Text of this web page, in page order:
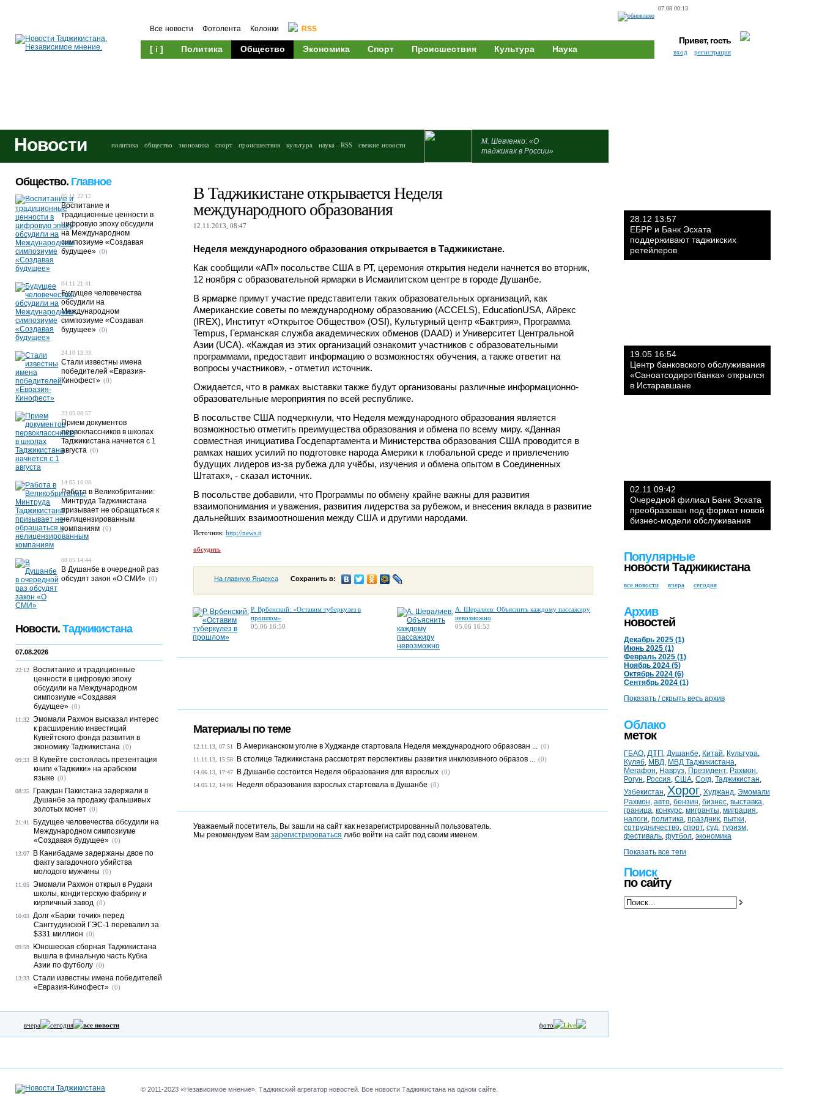
07.08 00:13
Все новости Фотолента Колонки RSS
[ i ] Политика Общество Экономика Спорт Происшествия Культура Наука
Привет, гость
вход регистрация
Новости политика общество экономика спорт происшествия культура наука RSS свежие новости
М. Шевченко: «О
таджиках в России»
В Таджикистане открывается Неделя
международного образования
12.11.2013, 08:47
Неделя международного образования открывается в Таджикистане.
Как сообщили «АП» посольстве США в РТ, церемония открытия недели начнется во вторник,
12 ноября с образовательной ярмарки в Исмаилитском центре в городе Душанбе.
В ярмарке примут участие представители таких образовательных организаций, как
Американские советы по международному образованию (ACCELS), EducationUSA, Айрекс
(IREX), Институт «Открытое Общество» (OSI), Культурный центр «Бактрия», Программа
Tempus, Германская служба академических обменов (DAAD) и Университет Центральной
Азии (UCA). «Каждая из этих организаций ознакомит участников с образовательными
программами, предоставит информацию о возможностях обучения, а также ответит на
вопросы участников», - отметил источник.
Ожидается, что в рамках выставки также будут организованы различные информационно-
образовательные мероприятия по всей республике.
В посольстве США подчеркнули, что Неделя международного образования является
возможностью отметить преимущества образования и обмена по всему миру. «Данная
совместная инициатива Госдепартамента и Министерства образования США проводится в
рамках наших усилий по подготовке народа Америки к глобальной среде и привлечению
будущих лидеров из-за рубежа для учёбы, изучения и обмена опытом в Соединенных
Штатах», - сказал источник.
В посольстве добавили, что Программы по обмену крайне важны для развития
взаимопонимания и уважения, развития лидерства за рубежом, и внесения вклада в развитие
дальнейших взаимоотношения между США и другими народами.
Источник: http://news.tj
обсудить
На главную Яндекса Сохранить в:
Р. Врбенский: «Оставим туберкулез в
прошлом»
05.06 16:50
А. Шералиев: Объяснить каждому пассажиру
невозможно
05.06 16:53
Материалы по теме
12.11.13, 07:51 В Американском уголке в Худжанде стартовала Неделя международного образован ... (0)
11.11.13, 15:58 В столице Таджикистана рассмотрят перспективы развития инклюзивного образов ... (0)
14.06.13, 17:47 В Душанбе состоится Неделя образования для взрослых (0)
14.05.12, 14:06 Неделя образования взрослых стартовала в Душанбе (0)
Уважаемый посетитель, Вы зашли на сайт как незарегистрированный пользователь.
Мы рекомендуем Вам зарегистрироваться либо войти на сайт под своим именем.
Общество. Главное
05.11 22:12
Воспитание и
традиционные ценности в
цифровую эпоху обсудили
на Международном
симпозиуме «Создавая
будущее» (0)
04.11 21:41
Будущее человечества
обсудили на
Международном
симпозиуме «Создавая
будущее» (0)
24.10 13:33
Стали известны имена
победителей «Евразия-
Кинофест» (0)
22.05 08:57
Прием документов
первоклассников в школах
Таджикистана начнется с 1
августа (0)
14.05 16:08
Работа в Великобритании:
Минтруда Таджикистана
призывает не обращаться к
нелицензированным
компаниям (0)
08.05 14:44
В Душанбе в очередной раз
обсудят закон «О СМИ» (0)
Новости. Таджикистана
07.08.2026
22:12
Воспитание и традиционные
ценности в цифровую эпоху
обсудили на Международном
симпозиуме «Создавая
будущее» (0)
11:32 Эмомали Рахмон высказал интерес
к расширению инвестиций
Кувейтского фонда развития в
экономику Таджикистана (0)
09:33
В Кувейте состоялась презентация
книги «Таджики» на арабском
языке (0)
08:35
Граждан Пакистана задержали в
Душанбе за продажу фальшивых
золотых монет (0)
21:41
Будущее человечества обсудили на
Международном симпозиуме
«Создавая будущее» (0)
13:07
В Канибадаме задержаны двое по
факту загадочного убийства
молодого мужчины (0)
11:05 Эмомали Рахмон открыл в Рудаки
школы, кондитерскую фабрику и
кирпичный завод (0)
10:03 Долг «Барки точик» перед
Сангтудинской ГЭС-1 перевалил за
$331 миллион (0)
09:59
Юношеская сборная Таджикистана
вышла в финальную часть Кубка
Азии по футболу (0)
13:33 Стали известны имена победителей
«Евразия-Кинофест» (0)
вчера сегодня все новости фото Live
28.12 13:57
ЕБРР и Банк Эсхата
поддерживают таджикских
ретейлеров
19.05 16:54
Центр банковского обслуживания
«Саноатсодиротбанка» открылся
в Истаравшане
02.11 09:42
Очередной филиал Банк Эсхата
преобразован под формат новой
бизнес-модели обслуживания
Популярные
новости Таджикистана
все новости вчера сегодня
Архив
новостей
Декабрь 2025 (1)
Июнь 2025 (1)
Февраль 2025 (1)
Ноябрь 2024 (5)
Октябрь 2024 (6)
Сентябрь 2024 (1)
Показать / скрыть весь архив
Облако
меток
ГБАО, ДТП , Душанбе, Китай, Культура,
Куляб, МВД, МВД Таджикистана,
Мегафон, Навруз, Президент, Рахмон,
Рогун, Россия, США, Согд, Таджикистан,
Узбекистан, Хорог, Худжанд, Эмомали
Рахмон, авто, бензин, бизнес, выставка,
граница, конкурс, мигранты, миграция,
налоги, политика, праздник, пытки,
сотрудничество, спорт, суд, туризм,
фестиваль, футбол, экономика
Показать все теги
Поиск
по сайту
© 2011-2023 «Независимое мнение». Таджикский агрегатор новостей. Все новости Таджикистана на одном сайте.